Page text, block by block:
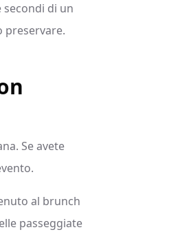
di un
preservare.
Se avete
al brunch
passeggiate